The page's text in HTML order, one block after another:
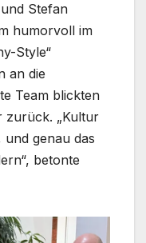
Stefan
humorvoll im
Style“
an die
Team blickten
zurück. „Kultur
genau das
betonte